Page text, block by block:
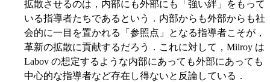
拡散させるのは，内部にも外部にも「強い絆」をもって
いる指導者たちであるという．内部からも外部からも社
会的に一目を置かれる「参照点」となる指導者こそが，
革新の拡散に貢献するだろう．これに対して，Milroy は
Labov の想定するような内部にあっても外部にあっても
中心的な指導者など存在し得ないと反論している．